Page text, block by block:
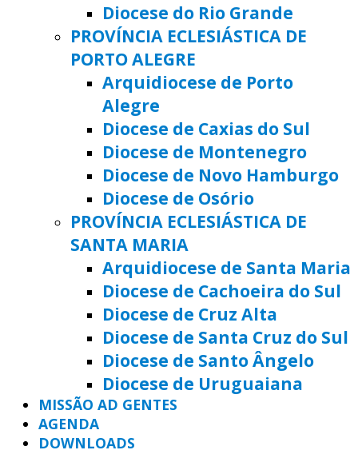
Diocese do Rio Grande
PROVÍNCIA ECLESIÁSTICA DE
PORTO ALEGRE
Arquidiocese de Porto
Alegre
Diocese de Caxias do Sul
Diocese de Montenegro
Diocese de Novo Hamburgo
Diocese de Osório
PROVÍNCIA ECLESIÁSTICA DE
SANTA MARIA
Arquidiocese de Santa Maria
Diocese de Cachoeira do Sul
Diocese de Cruz Alta
Diocese de Santa Cruz do Sul
Diocese de Santo Ângelo
Diocese de Uruguaiana
MISSÃO AD GENTES
AGENDA
DOWNLOADS